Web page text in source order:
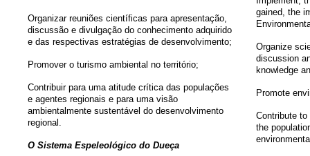
Organizar reuniões científicas para apresentação,
discussão e divulgação do conhecimento adquirido
e das respectivas estratégias de desenvolvimento;
Promover o turismo ambiental no território;
Contribuir para uma atitude crítica das populações
e agentes regionais e para uma visão
ambientalmente sustentável do desenvolvimento
regional.
O Sistema Espeleológico do Dueça
gained, the
Organize
discussion
knowledge
Promote
Contribute to
the